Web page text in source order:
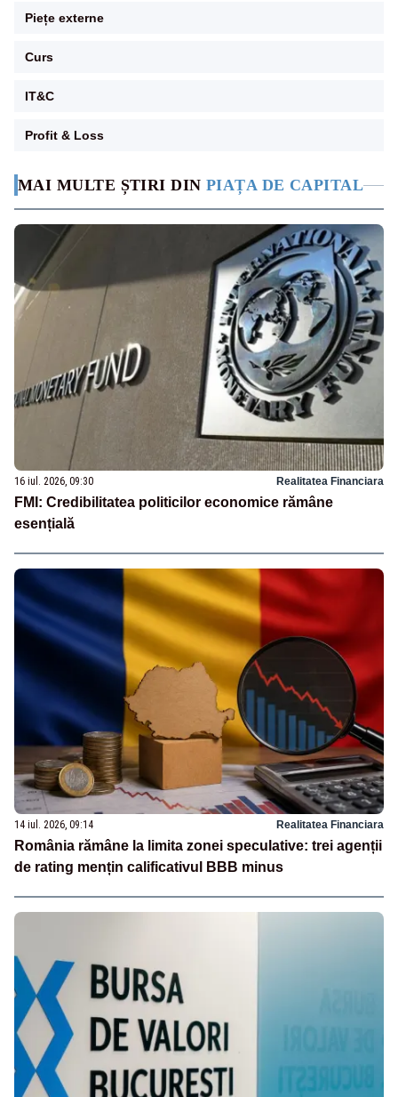
MAI MULTE ȘTIRI DIN PIAȚA DE CAPITAL
16 iul. 2026, 09:30 Realitatea Financiara
FMI: Credibilitatea politicilor economice rămâne
esențială
14 iul. 2026, 09:14 Realitatea Financiara
România rămâne la limita zonei speculative: trei agenții
de rating mențin calificativul BBB minus
Piețe externe
Curs
IT&C
Profit & Loss